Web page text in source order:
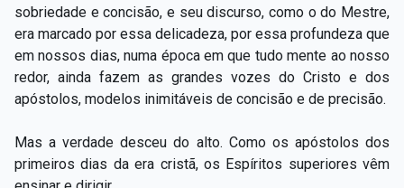
sobriedade e concisão, e seu discurso, como o do Mestre,
era marcado por essa delicadeza, por essa profundeza que
em nossos dias, numa época em que tudo mente ao nosso
redor, ainda fazem as grandes vozes do Cristo e dos
apóstolos, modelos inimitáveis de concisão e de precisão.
Mas a verdade desceu do alto. Como os apóstolos dos
primeiros dias da era cristã, os Espíritos superiores vêm